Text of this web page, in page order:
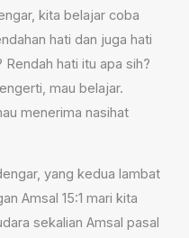
kita belajar coba
hati dan juga hati
hati itu apa sih?
mau belajar.
menerima nasihat
yang kedua lambat
Amsal 15:1 mari kita
sekalian Amsal pasal